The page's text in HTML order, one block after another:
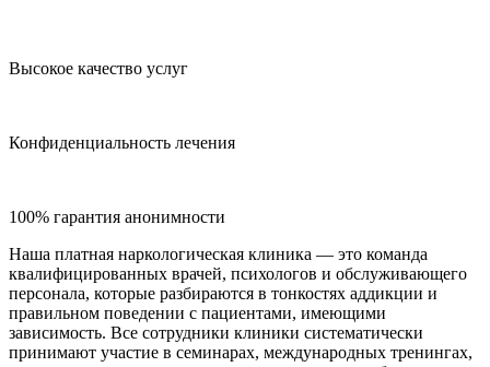
Высокое качество услуг
Конфиденциальность лечения
100% гарантия анонимности
Наша платная наркологическая клиника — это команда
квалифицированных врачей, психологов и обслуживающего
персонала, которые разбираются в тонкостях аддикции и
правильном поведении с пациентами, имеющими
зависимость. Все сотрудники клиники систематически
принимают участие в семинарах, международных тренингах,